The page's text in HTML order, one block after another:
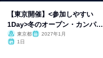
【東京開催】<参加しやすい
1Day>冬のオープン・カンパニ
ー 東京都
2027年1月
1日